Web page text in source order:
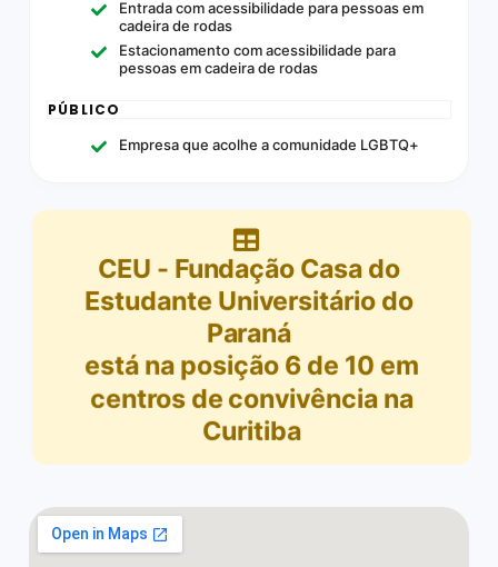
Entrada com acessibilidade para pessoas em
cadeira de rodas
Estacionamento com acessibilidade para
pessoas em cadeira de rodas
PÚBLICO
Empresa que acolhe a comunidade LGBTQ+
CEU - Fundação Casa do
Estudante Universitário do
Paraná
está na posição 6 de 10 em
centros de convivência na
Curitiba